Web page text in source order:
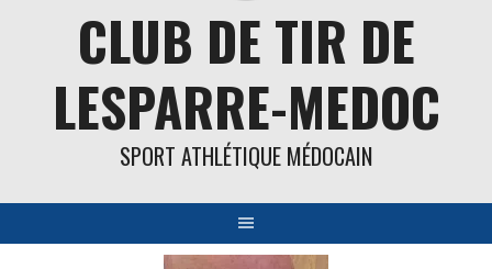
CLUB DE TIR DE
LESPARRE-MEDOC
SPORT ATHLÉTIQUE MÉDOCAIN